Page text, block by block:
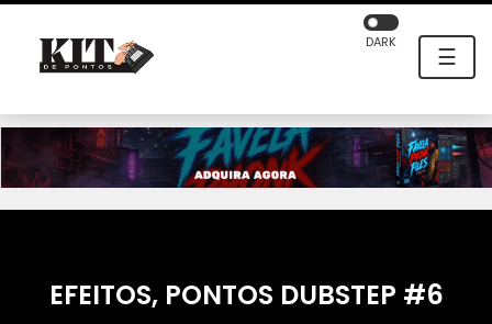
☰
DARK
EFEITOS, PONTOS DUBSTEP #6